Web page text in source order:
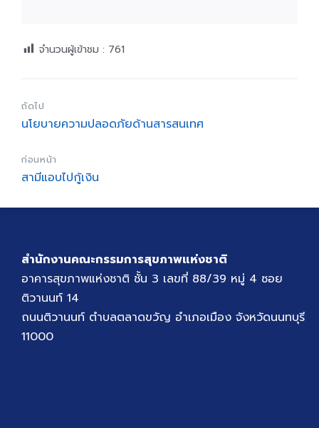
จำนวนผู้เข้าชม : 761
ถัดไป
นโยบายความปลอดภัยด้านสารสนเทศ
ก่อนหน้า
สามีแอบไปกู้เงิน
สำนักงานคณะกรรมการสุขภาพแห่งชาติ
อาคารสุขภาพแห่งชาติ ชั้น 3 เลขที่ 88/39 หมู่ 4 ซอย
ติวานนท์ 14
ถนนติวานนท์ ตำบลตลาดขวัญ อำเภอเมือง จังหวัดนนทบุรี
11000